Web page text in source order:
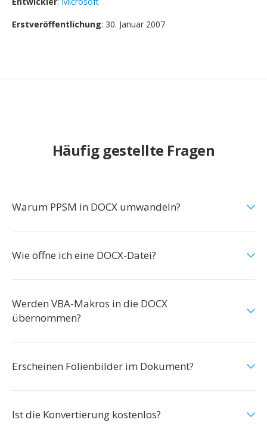
Erstveröffentlichung: 30. Januar 2007
Häufig gestellte Fragen
Warum PPSM in DOCX umwandeln?
Wie öffne ich eine DOCX-Datei?
Werden VBA-Makros in die DOCX
übernommen?
Erscheinen Folienbilder im Dokument?
Ist die Konvertierung kostenlos?